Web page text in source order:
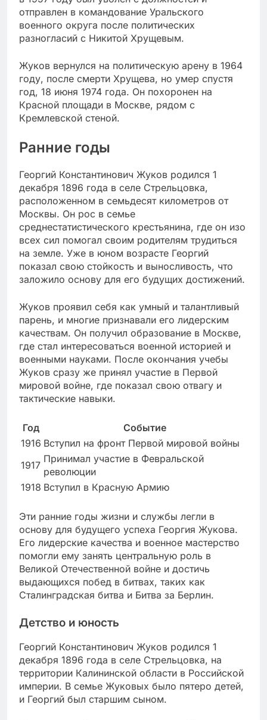
отправлен в командование Уральского
военного округа после политических
разногласий с Никитой Хрущевым.
Жуков вернулся на политическую арену в 1964
году, после смерти Хрущева, но умер спустя
год, 18 июня 1974 года. Он похоронен на
Красной площади в Москве, рядом с
Кремлевской стеной.
Ранние годы
Георгий Константинович Жуков родился 1
декабря 1896 года в селе Стрельцовка,
расположенном в семьдесят километров от
Москвы. Он рос в семье
среднестатистического крестьянина, где он изо
всех сил помогал своим родителям трудиться
на земле. Уже в юном возрасте Георгий
показал свою стойкость и выносливость, что
заложило основу для его будущих достижений.
Жуков проявил себя как умный и талантливый
парень, и многие признавали его лидерским
качествам. Он получил образование в Москве,
где стал интересоваться военной историей и
военными науками. После окончания учебы
Жуков сразу же принял участие в Первой
мировой войне, где показал свою отвагу и
тактические навыки.
Год
Событие
1916 Вступил на фронт Первой мировой войны
1917
Принимал участие в Февральской
революции
1918 Вступил в Красную Армию
Эти ранние годы жизни и службы легли в
основу для будущего успеха Георгия Жукова.
Его лидерские качества и военное мастерство
помогли ему занять центральную роль в
Великой Отечественной войне и достичь
выдающихся побед в битвах, таких как
Сталинградская битва и Битва за Берлин.
Детство и юность
Георгий Константинович Жуков родился 1
декабря 1896 года в селе Стрельцовка, на
территории Калининской области в Российской
империи. В семье Жуковых было пятеро детей,
и Георгий был старшим сыном.